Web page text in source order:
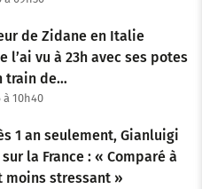
de Zidane en Italie
l’ai vu à 23h avec ses potes
train de…
à 10h40
1 an seulement, Gianluigi
la France : « Comparé à
moins stressant »